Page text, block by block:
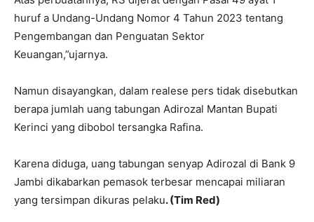
huruf a Undang-Undang Nomor 4 Tahun 2023 tentang
Pengembangan dan Penguatan Sektor
Keuangan,”ujarnya.
Namun disayangkan, dalam realese pers tidak disebutkan
berapa jumlah uang tabungan Adirozal Mantan Bupati
Kerinci yang dibobol tersangka Rafina.
Karena diduga, uang tabungan senyap Adirozal di Bank 9
Jambi dikabarkan pemasok terbesar mencapai miliaran
yang tersimpan dikuras pelaku. (Tim Red)